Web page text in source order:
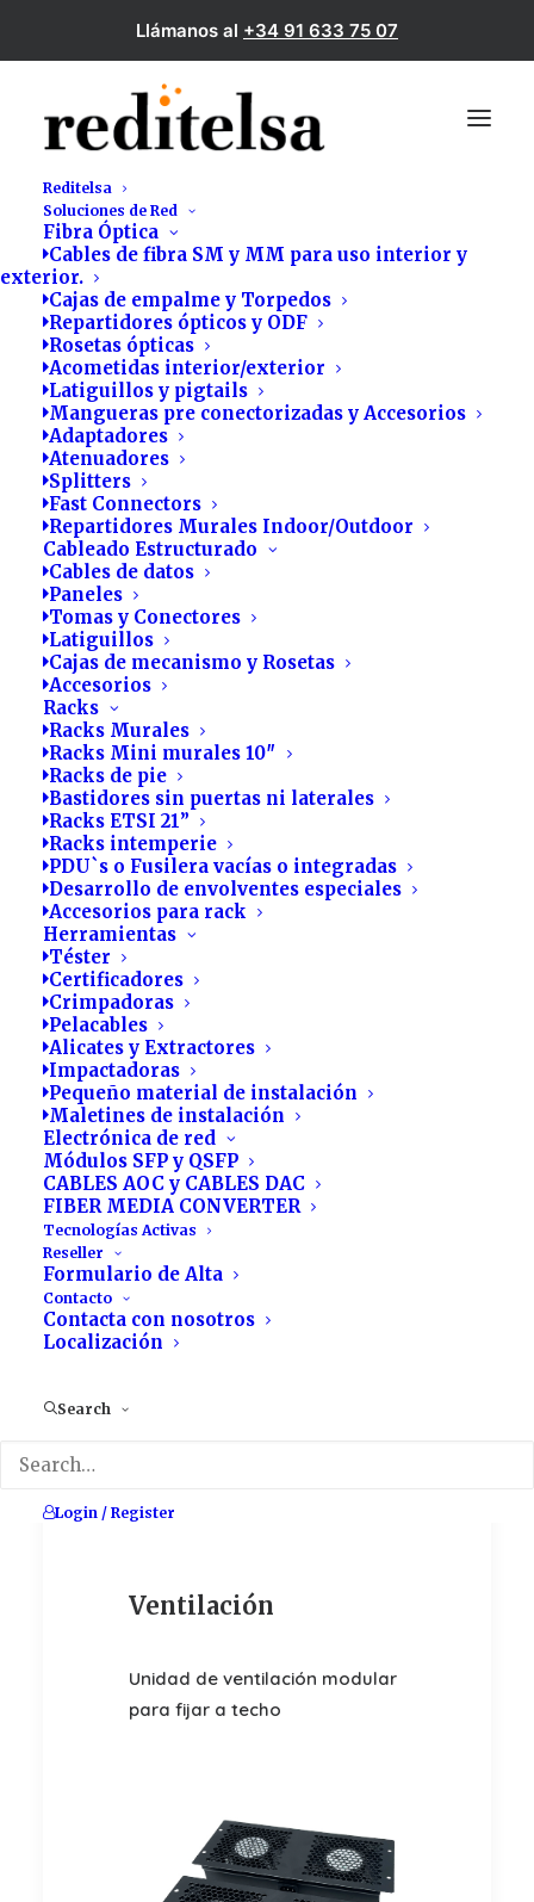
Llámanos al +34 91 633 75 07
Reditelsa
Soluciones de Red
Fibra Óptica
Cables de fibra SM y MM para uso interior y
exterior.
Cajas de empalme y Torpedos
Repartidores ópticos y ODF
Rosetas ópticas
Acometidas interior/exterior
Latiguillos y pigtails
Mangueras pre conectorizadas y Accesorios
Adaptadores
Atenuadores
Splitters
Fast Connectors
Repartidores Murales Indoor/Outdoor
Cableado Estructurado
Cables de datos
Paneles
Tomas y Conectores
Latiguillos
Cajas de mecanismo y Rosetas
Accesorios
Racks
Racks Murales
Racks Mini murales 10″
Racks de pie
Bastidores sin puertas ni laterales
Racks ETSI 21”
Racks intemperie
PDU`s o Fusilera vacías o integradas
Desarrollo de envolventes especiales
Accesorios para rack
Herramientas
Téster
Certificadores
Crimpadoras
Pelacables
Alicates y Extractores
Impactadoras
Pequeño material de instalación
Maletines de instalación
Electrónica de red
Módulos SFP y QSFP
CABLES AOC y CABLES DAC
FIBER MEDIA CONVERTER
Tecnologías Activas
Reseller
Formulario de Alta
Contacto
Contacta con nosotros
Localización
Search
Login / Register
Accesorios para rack
Accesorios para racks
Accesorios
para racks
Fabricación de racks,
bastidores y
componentes : taller
propio donde
trabajamos la chapa
de acero, aluminio y
acero inoxidable.
Ventilación
Unidad de ventilación modular
para fijar a techo